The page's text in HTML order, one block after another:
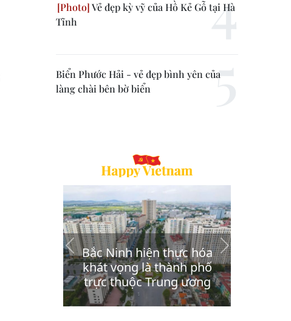
Vẻ đẹp kỳ vỹ của Hồ Kẻ Gỗ tại Hà
Tĩnh
Biển Phước Hải - vẻ đẹp bình yên của
làng chài bên bờ biển